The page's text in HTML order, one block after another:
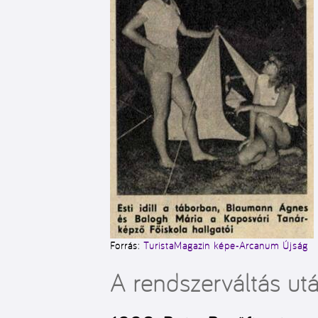
Forrás: TuristaMagazin képe-Arcanum Újság
A rendszerváltás